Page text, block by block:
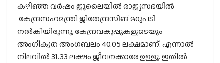
കഴിഞ്ഞ വര്‍ഷം ജൂലൈയില്‍ രാജ്യസഭയില്‍
കേന്ദ്രസഹമന്ത്രി ജിതേന്ദ്രസിങ് മറുപടി
നല്‍കിയിരുന്നു, കേന്ദ്രവകുപ്പുകളുടെയും
അംഗീകൃത അംഗബലം 40.05 ലക്ഷമാണ്. എന്നാല്‍
നിലവില്‍ 31.33 ലക്ഷം ജീവനക്കാരേ ഉള്ളൂ. ഇതില്‍